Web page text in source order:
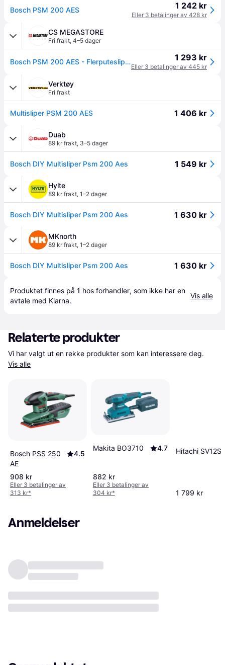
Bosch PSM 200 AES 1 242 kr
Eller 3 betalinger av 428 kr
CS MEGASTORE
Fri frakt, 4–5 dager
Bosch PSM 200 AES - Flerputeslipemaskin - 200 W 1 293 kr
Eller 3 betalinger av 445 kr
Verktøy
Fri frakt
Multisliper PSM 200 AES 1 406 kr
Duab
89 kr frakt, 3–5 dager
Bosch DIY Multisliper Psm 200 Aes 1 549 kr
Hylte
89 kr frakt, 1–2 dager
Bosch DIY Multisliper Psm 200 Aes 1 630 kr
MKnorth
89 kr frakt, 1–2 dager
Bosch DIY Multisliper Psm 200 Aes 1 630 kr
Produktet finnes på 1 hos forhandler, som ikke har en
avtale med Klarna.
Vis alle
Relaterte produkter
Vis alle
Bosch PSS 250
AE
4.5
908 kr
Eller 3 betalinger av
313 kr*
Makita BO3710 4.7
882 kr
Eller 3 betalinger av
304 kr*
Hitachi
1 799 kr
Anmeldelser